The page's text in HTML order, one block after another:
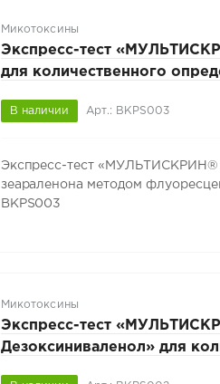
Микотоксины
Экспресс-тест
для количественного
101472374.019-2026, 50
В наличии Арт.: BKPS003
Экспресс-тест «МУЛЬТИСКРИН®
зеараленона методом
BKPS003
Микотоксины
Экспресс-тест
Дезоксиниваленол» для